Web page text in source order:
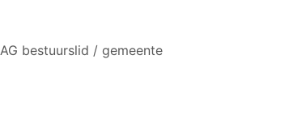
bestuurslid / gemeente